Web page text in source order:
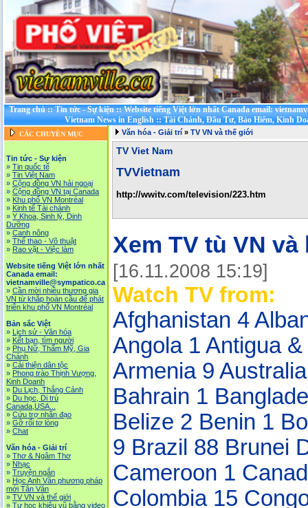
Trang chủ::Tin tức - Sự kiện::Website tiếng Việt lớn nhất Canada email:
Vietnam News in English::Tài Chánh, Đầu Tư, Bảo Hiểm, Kinh
CÁC CHUYÊN MỤC
Tin tức - Sự kiện
» Tin quốc tế
» Tin Việt Nam
» Cộng đồng VN hải ngoại
» Cộng đồng VN tại Canada
» Khu phố VN Montréal
» Kinh tế Tài chánh
» Y Khoa, Sinh lý, Dinh
Dưỡng
» Canh nông
» Thể thao - Võ thuật
» Rao vặt - Việc làm
Website tiếng Việt lớn nhất
Canada email:
vietnamville@sympatico.ca
» Cần mời nhiều thương gia
VN từ khắp hoàn cầu để phát
triễn khu phố VN Montréal
Bản sắc Việt
» Lịch sử - Văn hóa
» Kết bạn, tìm người
» Phụ Nữ, Thẩm Mỹ, Gia
Chánh
» Cải thiện dân tộc
» Phong trào Thịnh Vượng,
Kinh Doanh
» Du Lịch, Thắng Cảnh
» Du học, Di trú
Canada,USA...
» Cứu trợ nhân đạo
» Gỡ rối tơ lòng
» Chat
Văn hóa - Giải trí
» Thơ & Ngâm Thơ
» Nhạc
» Truyện ngắn
» Học Anh Văn phương pháp
mới Tân Văn
» TV VN và thế giới
» Tự học khiêu vũ bằng video
Văn hóa - Giải trí » TV VN và thế giới
TV Viet Nam
TVVietnam
http://wwitv.com/television/223.htm
Xem TV tù VN
[16.11.2008 15:19]
Watch TV from:
Afghanistan 4
Angola 1 Antigua
Armenia 9
Bahrain 1
Belize 2 Benin 1
9 Brazil 88 Brunei
Cameroon 1
Colombia 15